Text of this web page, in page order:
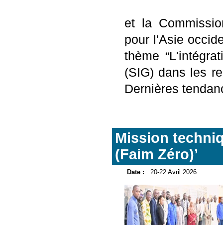
et la
pour l'Asie
thème
(SIG) dans les
Dernières
Mission
(Faim Zéro)’
Date : 20-22 Avril 2026